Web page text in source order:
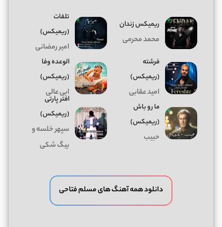
ریمیکس زندان
محمد محرمی
تلفات
(ریمیکس)
امیر رمضانی
فرشته
(ریمیکس)
امید عقابی
الوعده وفا
(ریمیکس)
ابی عالی
ما رو باش
(ریمیکس)
حبیب
افتر پارتی
(ریمیکس)
سپهر خلسه و
بیگ شکی
دانلود همه آهنگ های مسلم فتاحی